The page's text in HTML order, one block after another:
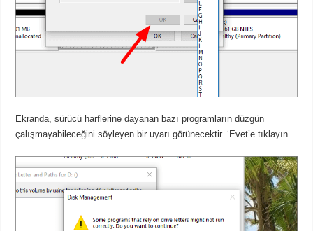
Ekranda, sürücü harflerine dayanan bazı programların düzgün
çalışmayabileceğini söyleyen bir uyarı görünecektir. ‘Evet’e tıklayın.